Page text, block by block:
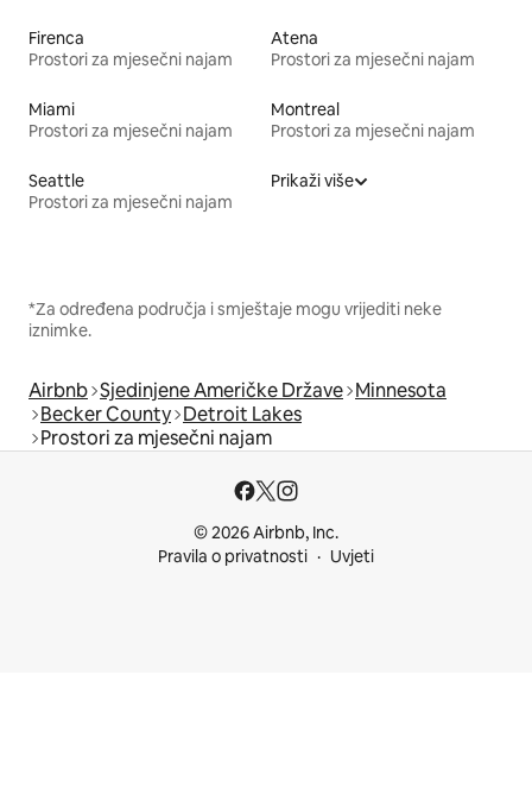
Firenca
Prostori za mjesečni najam
Atena
Prostori za mjesečni najam
Miami
Prostori za mjesečni najam
Montreal
Prostori za mjesečni najam
Seattle
Prostori za mjesečni najam
Prikaži više
*Za određena područja i smještaje mogu vrijediti neke
iznimke.
Airbnb Sjedinjene Američke Države Minnesota
Becker County Detroit Lakes
Prostori za mjesečni najam
© 2026 Airbnb, Inc.
Pravila o privatnosti
Uvjeti